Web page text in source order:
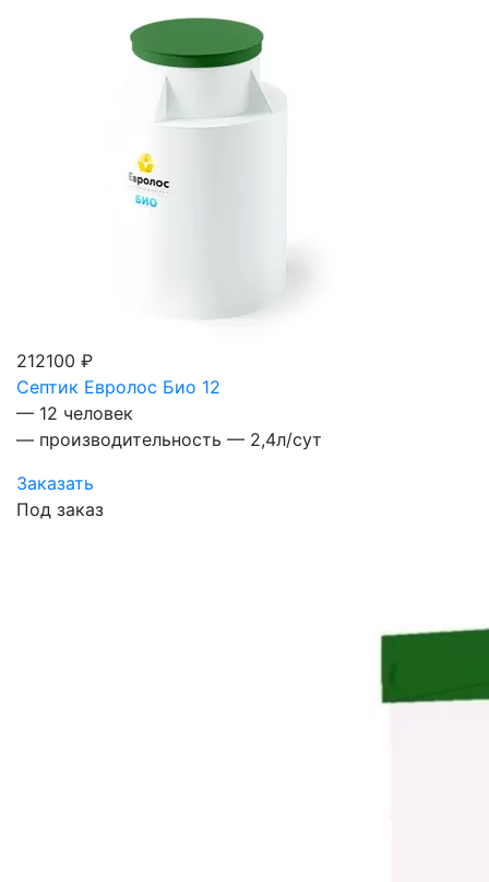
212100 ₽
Септик Евролос Био 12
— 12 человек
— производительность — 2,4л/сут
Заказать
Под заказ